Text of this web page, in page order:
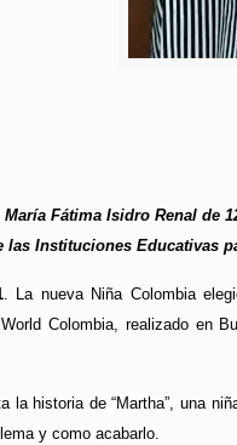
Fátima Isidro Renal de
Instituciones Educativas
. La nueva Niña Colombia
Colombia, realizado en
la historia de “Martha”, una
y como acabarlo.